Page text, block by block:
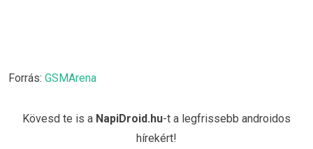
Forrás: GSMArena
Kövesd te is a NapiDroid.hu-t a legfrissebb androidos
hírekért!